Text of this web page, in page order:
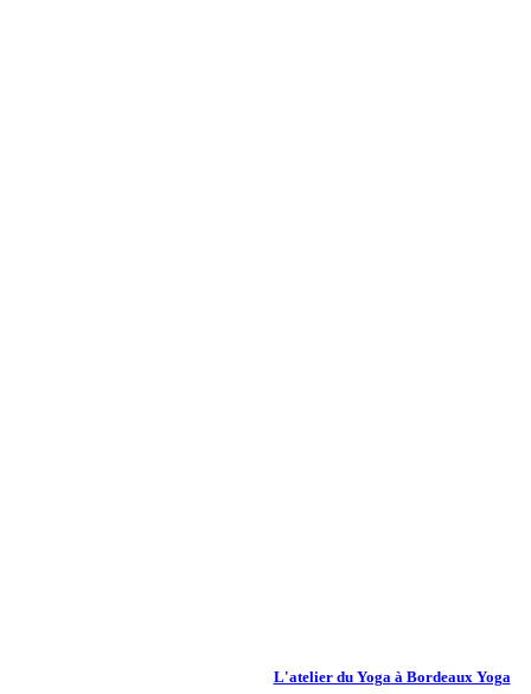
L'atelier du Yoga à Bordeaux Yoga